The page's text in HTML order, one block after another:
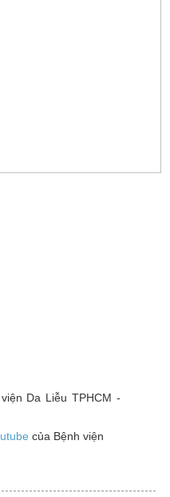
Da Liễu TPHCM -
của Bệnh viện